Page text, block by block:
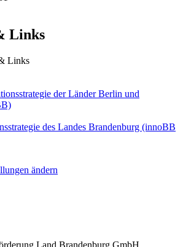
Links
der Länder Berlin und
des Landes Brandenburg (innoBB
ändern